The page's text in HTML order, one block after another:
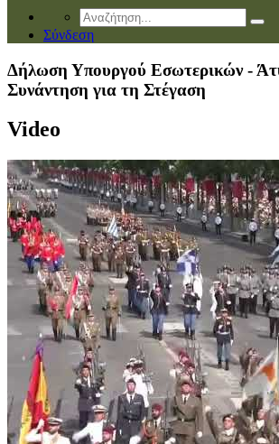
Σύνδεση
Δήλωση Υπουργού Εσωτερικών -
Συνάντηση για τη Στέγαση
Video